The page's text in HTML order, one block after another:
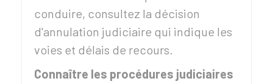
conduire, consultez la décision
d'annulation judiciaire qui indique les
voies et délais de recours.
Connaître les procédures judiciaires